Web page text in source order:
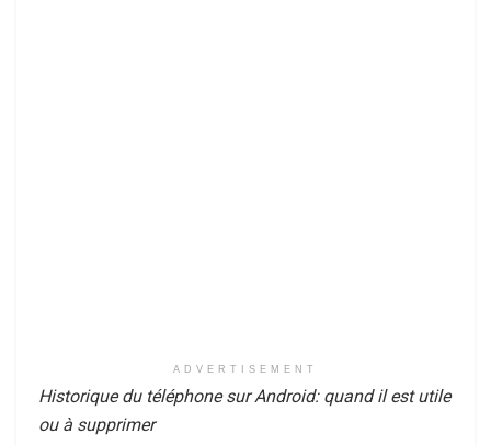
ADVERTISEMENT
Historique du téléphone sur Android: quand il est utile
ou à supprimer